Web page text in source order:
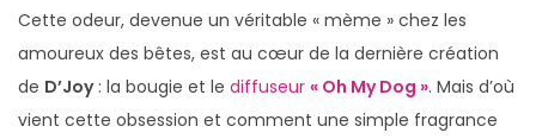
Cette odeur, devenue un véritable « mème » chez les
amoureux des bêtes, est au cœur de la dernière création
de D’Joy: la bougie et le diffuseur « Oh My Dog ». Mais d’où
vient cette obsession et comment une simple fragrance